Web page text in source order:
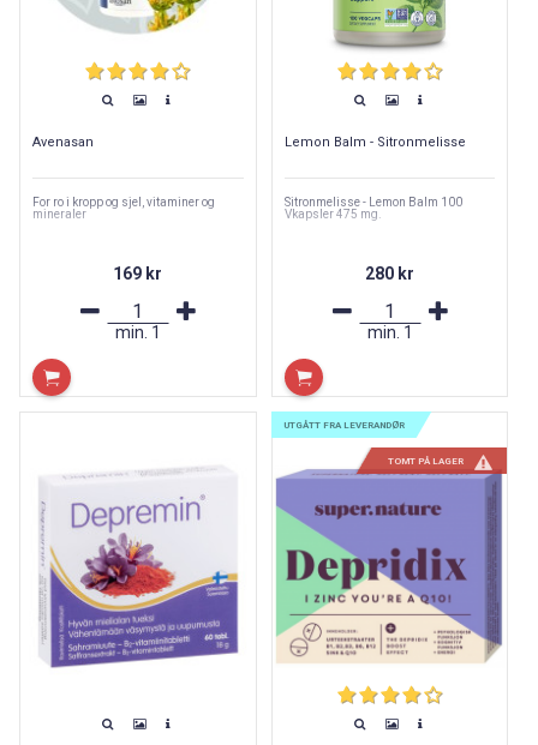
Avenasan
For ro i kropp og sjel, vitaminer og
mineraler
169 kr
min. 1
Lemon Balm - Sitronmelisse
Sitronmelisse - Lemon Balm 100
Vkapsler 475 mg.
280 kr
min. 1
TOMT PÅ LAGER
UTGÅTT FRA LEVERANDØR